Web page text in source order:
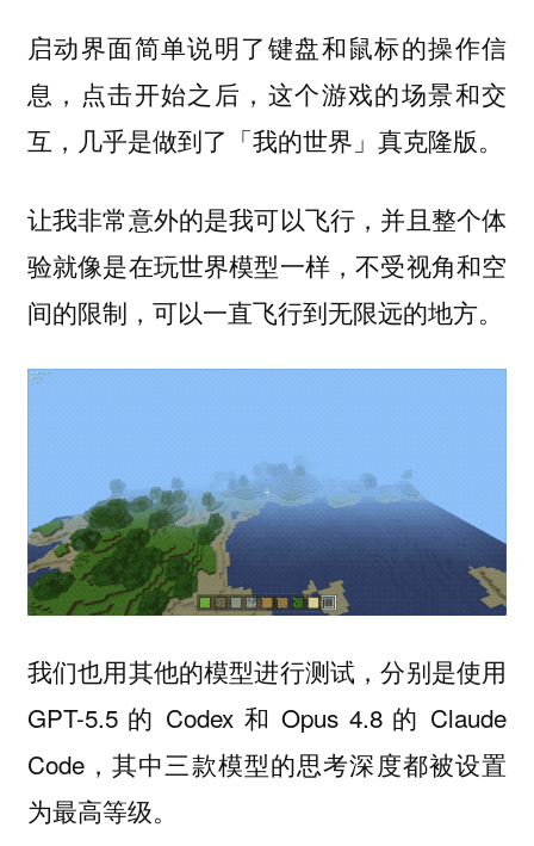
启动界面简单说明了键盘和鼠标的操作信
息，点击开始之后，这个游戏的场景和交
互，几乎是做到了「我的世界」真克隆版。
让我非常意外的是我可以飞行，并且整个体
验就像是在玩世界模型一样，不受视角和空
间的限制，可以一直飞行到无限远的地方。
我们也用其他的模型进行测试，分别是使用
GPT-5.5 的 Codex 和 Opus 4.8 的 Claude
Code，其中三款模型的思考深度都被设置
为最高等级。